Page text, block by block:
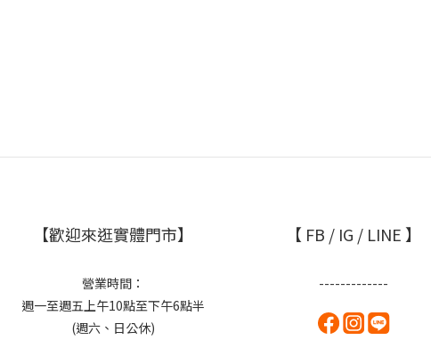
【歡迎來逛實體門市】
營業時間：
週一至週五上午10點至下午6點半
(週六、日公休)
【 FB / IG / LINE 】
-------------